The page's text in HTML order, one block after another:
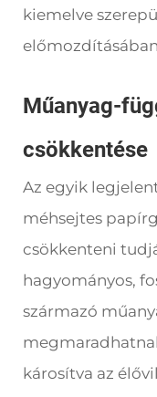
kiemelve
Műanyag-
csökkentése
Az egyik
méhsejtes
csökkenteni
hagyományos,
származó
károsítva az